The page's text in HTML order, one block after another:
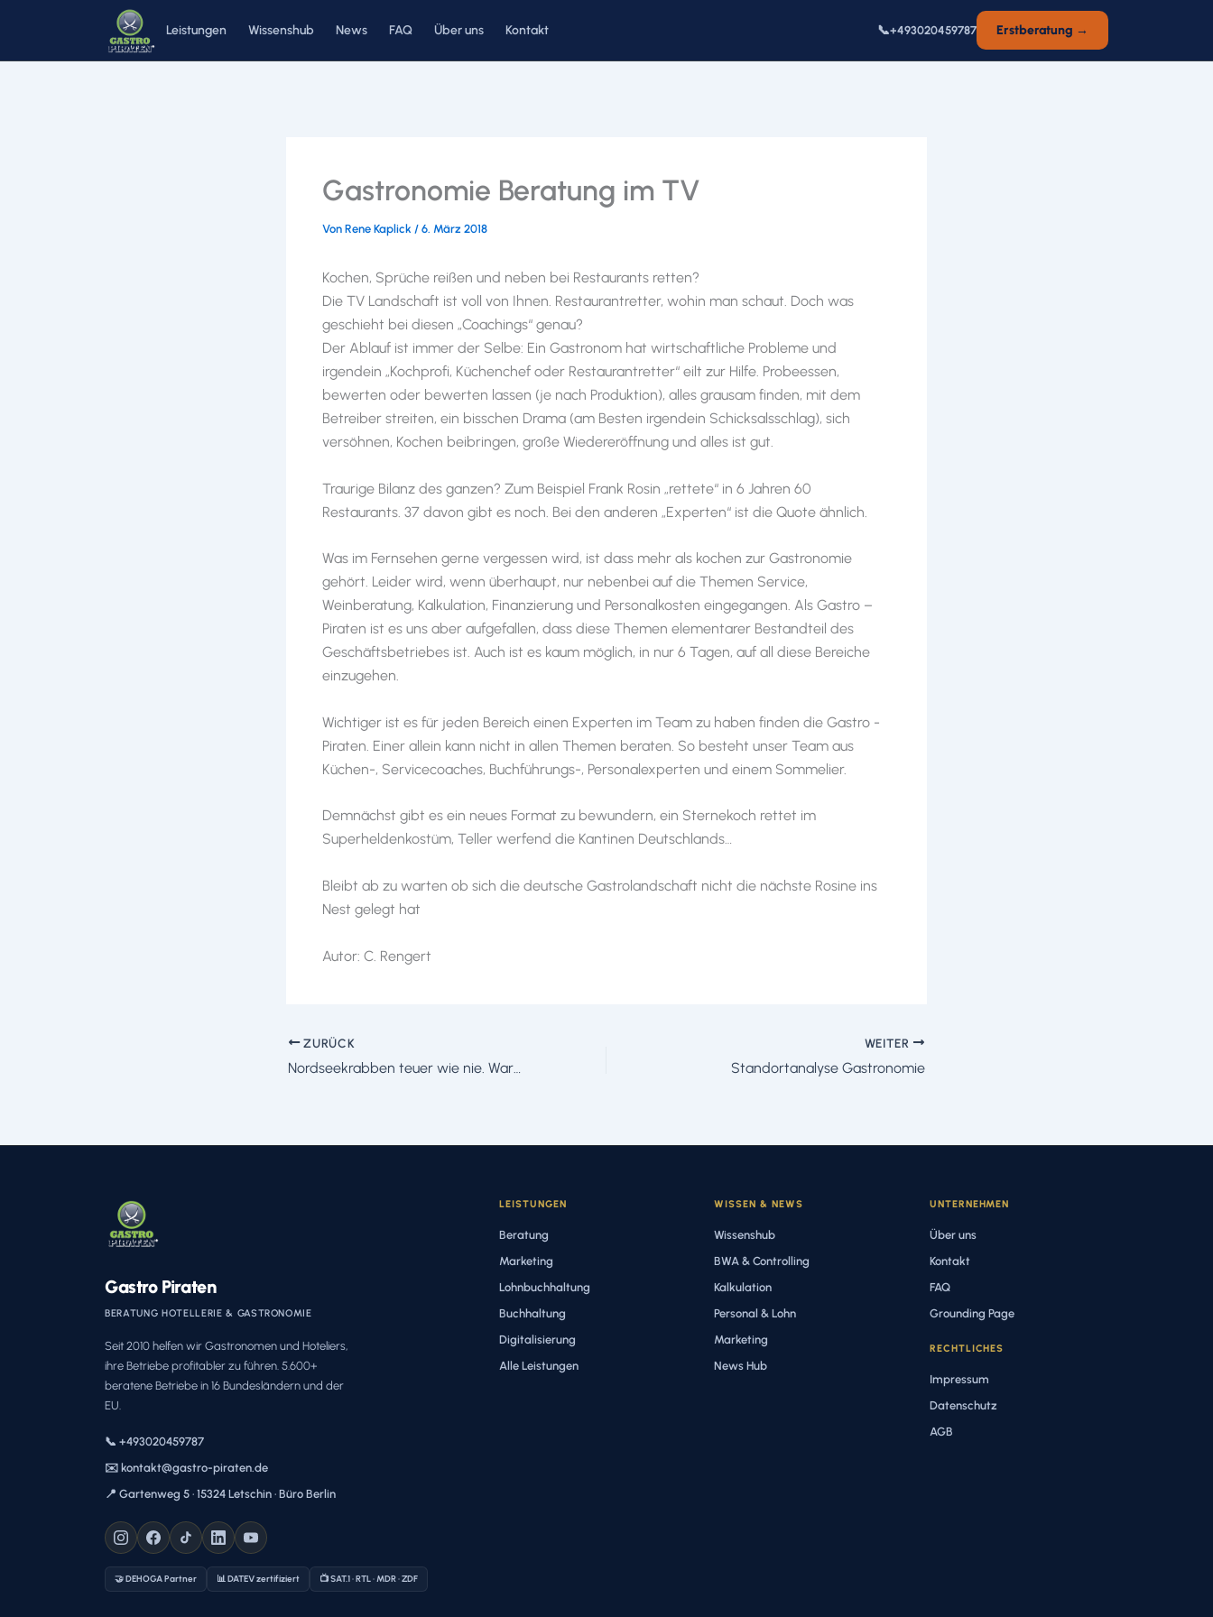
springen
Leistungen Wissenshub News FAQ Über uns Kontakt 📞+493020459787 Erstberatung →
Gastronomie Beratung im TV
Von Rene Kaplick / 6. März 2018
Kochen, Sprüche reißen und neben bei Restaurants retten?
Die TV Landschaft ist voll von Ihnen. Restaurantretter, wohin man schaut. Doch was
geschieht bei diesen „Coachings“ genau?
Der Ablauf ist immer der Selbe: Ein Gastronom hat wirtschaftliche Probleme und
irgendein „Kochprofi, Küchenchef oder Restaurantretter“ eilt zur Hilfe. Probeessen,
bewerten oder bewerten lassen (je nach Produktion), alles grausam finden, mit dem
Betreiber streiten, ein bisschen Drama (am Besten irgendein Schicksalsschlag), sich
versöhnen, Kochen beibringen, große Wiedereröffnung und alles ist gut.
Traurige Bilanz des ganzen? Zum Beispiel Frank Rosin „rettete“ in 6 Jahren 60
Restaurants. 37 davon gibt es noch. Bei den anderen „Experten“ ist die Quote ähnlich.
Was im Fernsehen gerne vergessen wird, ist dass mehr als kochen zur Gastronomie
gehört. Leider wird, wenn überhaupt, nur nebenbei auf die Themen Service,
Weinberatung, Kalkulation, Finanzierung und Personalkosten eingegangen. Als Gastro –
Piraten ist es uns aber aufgefallen, dass diese Themen elementarer Bestandteil des
Geschäftsbetriebes ist. Auch ist es kaum möglich, in nur 6 Tagen, auf all diese Bereiche
einzugehen.
Wichtiger ist es für jeden Bereich einen Experten im Team zu haben finden die Gastro -
Piraten. Einer allein kann nicht in allen Themen beraten. So besteht unser Team aus
Küchen-, Servicecoaches, Buchführungs-, Personalexperten und einem Sommelier.
Demnächst gibt es ein neues Format zu bewundern, ein Sternekoch rettet im
Superheldenkostüm, Teller werfend die Kantinen Deutschlands…
Bleibt ab zu warten ob sich die deutsche Gastrolandschaft nicht die nächste Rosine ins
Nest gelegt hat
Autor: C. Rengert
ZURÜCK
Nordseekrabben teuer wie nie. Warum?
WEITER
Standortanalyse Gastronomie
Gastro Piraten
BERATUNG HOTELLERIE & GASTRONOMIE
Seit 2010 helfen wir Gastronomen und Hoteliers,
ihre Betriebe profitabler zu führen. 5.600+
beratene Betriebe in 16 Bundesländern und der
EU.
📞 +493020459787
✉️ kontakt@gastro-piraten.de
📍 Gartenweg 5 · 15324 Letschin · Büro Berlin
🤝 DEHOGA Partner 📊 DATEV zertifiziert 📺 SAT.1 · RTL · MDR · ZDF
LEISTUNGEN
Beratung
Marketing
Lohnbuchhaltung
Buchhaltung
Digitalisierung
Alle Leistungen
WISSEN & NEWS
Wissenshub
BWA & Controlling
Kalkulation
Personal & Lohn
Marketing
News Hub
UNTERNEHMEN
Über uns
Kontakt
FAQ
Grounding Page
RECHTLICHES
Impressum
Datenschutz
AGB